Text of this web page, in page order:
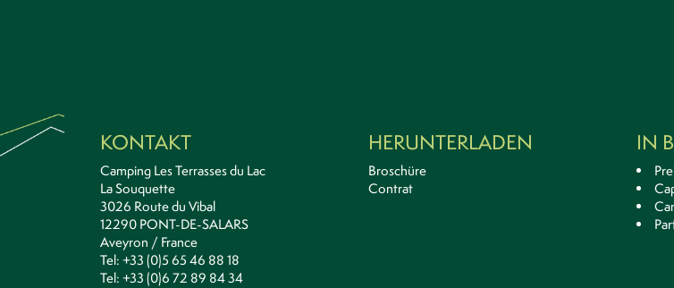
KONTAKT
Camping Les Terrasses du Lac
La Souquette
3026 Route du Vibal
12290 PONT-DE-SALARS
Aveyron / France
Tel: +33 (0)5 65 46 88 18
Tel: +33 (0)6 72 89 84 34
HERUNTERLADEN
Broschüre
Contrat
IN